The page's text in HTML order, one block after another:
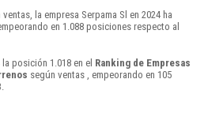
ventas, la empresa Serpama Sl en 2024 ha
en 1.088 posiciones respecto al
posición 1.018 en el Ranking de Empresas
según ventas , empeorando en 105